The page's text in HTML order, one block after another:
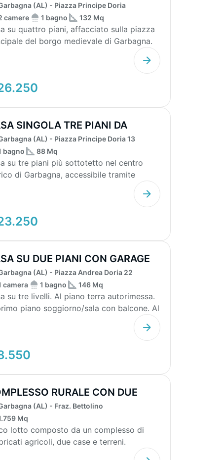
STORICO
(AL) - Piazza Principe Doria
camere
1 bagno 132 Mq
su quattro piani, affacciato sulla piazza
del borgo medievale di Garbagna.
SINGOLA TRE PIANI DA
(AL) - Piazza Principe Doria 13
bagno
88 Mq
su tre piani più sottotetto nel centro
di Garbagna, accessibile tramite
SU DUE PIANI CON GARAGE
(AL) - Piazza Andrea Doria 22
camera
1 bagno 146 Mq
su tre livelli. Al piano terra autorimessa.
piano soggiorno/sala con balcone. Al
RURALE CON DUE
E TE...
(AL) - Fraz. Bettolino
Mq
lotto composto da un complesso di
agricoli, due case e terreni.